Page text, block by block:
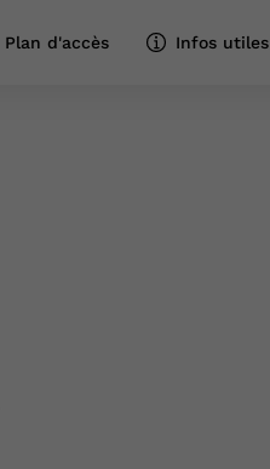
Plan d'accès Infos utiles